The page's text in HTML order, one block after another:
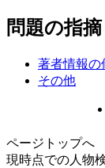
問題の指摘
著者情報の
その他
ページトップへ
現時点での人物